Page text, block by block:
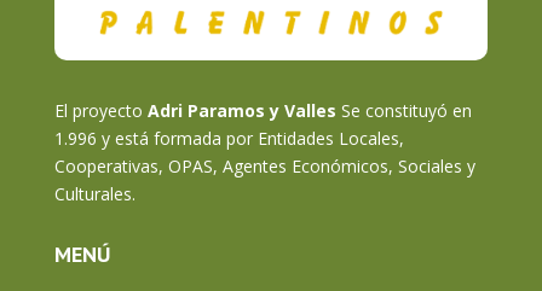
El proyecto Adri Paramos y Valles Se constituyó en
1.996 y está formada por Entidades Locales,
Cooperativas, OPAS, Agentes Económicos, Sociales y
Culturales.
MENÚ